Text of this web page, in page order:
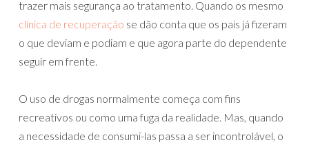
trazer mais segurança ao tratamento. Quando os mesmo
clínica de recuperação se dão conta que os pais já fizeram
o que deviam e podiam e que agora parte do dependente
seguir em frente.
O uso de drogas normalmente começa com fins
recreativos ou como uma fuga da realidade. Mas, quando
a necessidade de consumi-las passa a ser incontrolável, o